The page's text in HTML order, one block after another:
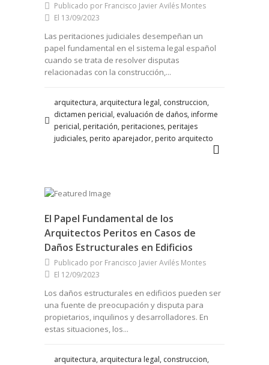
Publicado por Francisco Javier Avilés Montes
El 13/09/2023
Las peritaciones judiciales desempeñan un
papel fundamental en el sistema legal español
cuando se trata de resolver disputas
relacionadas con la construcción,...
arquitectura, arquitectura legal, construccion,
dictamen pericial, evaluación de daños, informe
pericial, peritación, peritaciones, peritajes
judiciales, perito aparejador, perito arquitecto
El Papel Fundamental de los
Arquitectos Peritos en Casos de
Daños Estructurales en Edificios
Publicado por Francisco Javier Avilés Montes
El 12/09/2023
Los daños estructurales en edificios pueden ser
una fuente de preocupación y disputa para
propietarios, inquilinos y desarrolladores. En
estas situaciones, los...
arquitectura, arquitectura legal, construccion,